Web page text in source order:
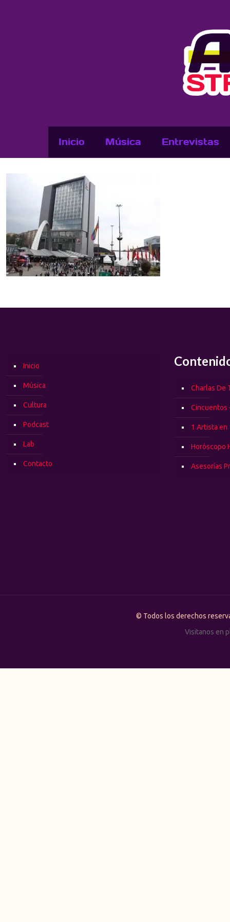
Inicio Música Entrevistas
Inicio
Música
Cultura
Podcast
Lab
Contacto
Charlas De
Cincuentos
1 Artista en
Horóscopo
Asesorías
© Todos los derechos
Visitanos en